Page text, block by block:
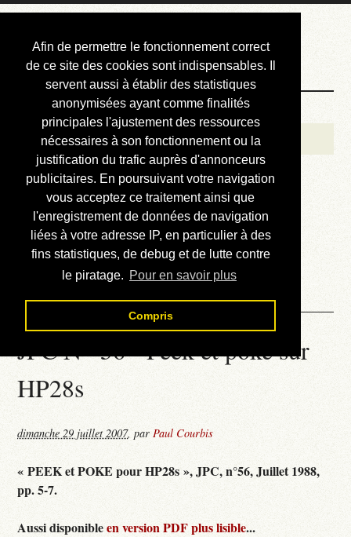
Afin de permettre le fonctionnement correct
de ce site des cookies sont indispensables. Il
servent aussi à établir des statistiques
anonymisées ayant comme finalités
principales l'ajustement des ressources
nécessaires à son fonctionnement ou la
justification du trafic auprès d'annonceurs
publicitaires. En poursuivant votre navigation
vous acceptez ce traitement ainsi que
l'enregistrement de données de navigation
liées à votre adresse IP, en particulier à des
fins statistiques, de debug et de lutte contre
le piratage. Pour en savoir plus
Compris
Courbis, « LE »
Blog Officiel
Bienvenue
Réalisations
Divers (et d’été)
Annonces
Liens externes
Téléchargement
Contact
JPC N° 56 - Peek et poke sur
HP28s
dimanche 29 juillet 2007,parPaul Courbis
« PEEK et POKE pour HP28s », JPC, n°56, Juillet 1988,
pp. 5-7.
Aussi disponibleen version PDF plus lisible...